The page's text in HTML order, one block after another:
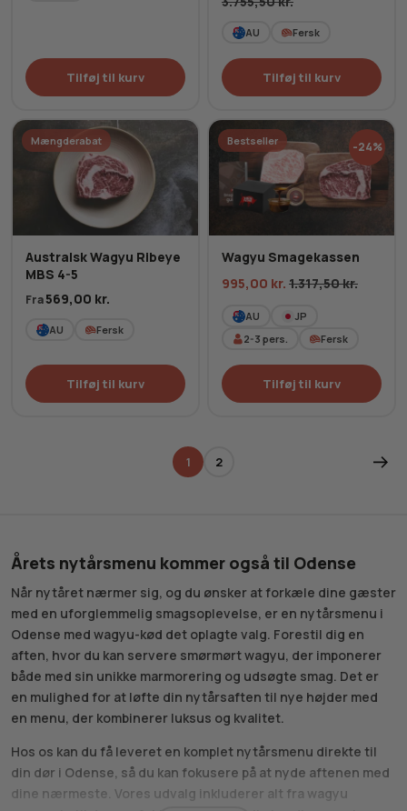
Tilføj til kurv
AU Fersk
Tilføj til kurv
Mængderabat
Australsk Wagyu Ribeye
MBS 4-5
Fra569,00 kr.
AU Fersk
Tilføj til kurv
Bestseller -24%
Wagyu Smagekassen
995,00 kr. 1.317,50kr.
AU
JP
2-3 pers. Fersk
Tilføj til kurv
1 2
Årets nytårsmenu kommer også til Odense
Når nytåret nærmer sig, og du ønsker at forkæle dine gæster
med en uforglemmelig smagsoplevelse, er en nytårsmenu i
Odense med wagyu-kød det oplagte valg. Forestil dig en
aften, hvor du kan servere smørmørt wagyu, der imponerer
både med sin unikke marmorering og udsøgte smag. Det er
en mulighed for at løfte din nytårsaften til nye højder med
en menu, der kombinerer luksus og kvalitet.
Hos os kan du få leveret en komplet nytårsmenu direkte til
din dør i Odense, så du kan fokusere på at nyde aftenen med
dine nærmeste. Vores udvalg inkluderer alt fra wagyu